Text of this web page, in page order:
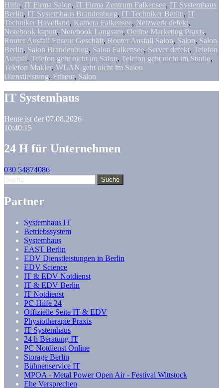
Hilfe, IT Firma Salon, IT Firma Zentrum Falkensee, IT Systemhaus
Berlin, IT Systemhaus Brandenburg, IT Techniker Berlin, IT
Techniker Havelland, Kamera Falkensee, Netzwerk defekt,
Notebook kaputt, Notebook Langsam, Online Marketing Praxis,
Router Ausfall Friseur Geschäft, Router Ausfall Salon, Salon, Salon
Berlin, Salon Brandenburg, Salon Falkensee, Server defekt, Telefon
Ausfall, Telefon geht nicht im Salon, Telefon geht nicht im Studio,
Telefon Makler, WLAN geht nicht im Salon
Dienstleistung, Friseur, Salon
IT Systemhaus
Heute ist der 07.08.2026
10:40:15
24 H für Unternehmen
030 54874086
Partner
Systemhaus IT
Betriebssystem
Systemhaus
EAST Berlin
EDV Dienstleistungen in Berlin
EDV Science
IT & EDV Notdienst
IT & EDV Berlin
IT Notdienst
PC Hilfe 24
Offizielle Seite IT & EDV
Physiotherapie Praxis
IT Systemhaus
24 h Beratung IT
PC Notdienst Online
Storage Berlin
Bühnenservice IT
MPOA - Metal Power Open Air - Festival Wittstock
Ehe Versprechen